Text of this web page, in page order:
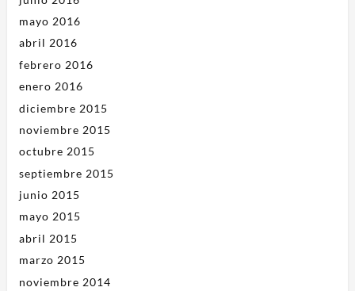
mayo 2016
abril 2016
febrero 2016
enero 2016
diciembre 2015
noviembre 2015
octubre 2015
septiembre 2015
junio 2015
mayo 2015
abril 2015
marzo 2015
noviembre 2014